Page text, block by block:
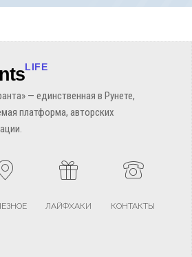
LIFE
— единственная в Рунете,
платформа, авторских
ЛАЙФХАКИ КОНТАКТЫ